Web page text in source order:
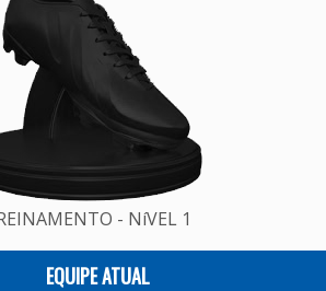
- NíVEL 1
EQUIPE ATUAL